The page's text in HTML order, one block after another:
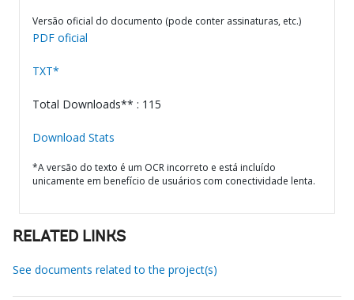
Versão oficial do documento (pode conter assinaturas, etc.)
PDF oficial
TXT*
Total Downloads** : 115
Download Stats
*A versão do texto é um OCR incorreto e está incluído
unicamente em benefício de usuários com conectividade lenta.
RELATED LINKS
See documents related to the project(s)